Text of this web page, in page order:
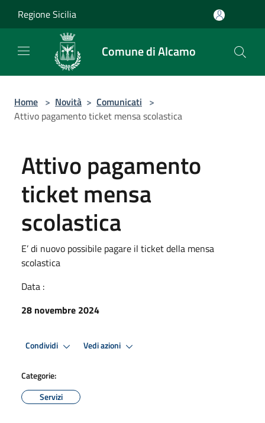
Regione Sicilia
Comune di Alcamo
Home > Novità > Comunicati >
Attivo pagamento ticket mensa scolastica
Attivo pagamento
ticket mensa
scolastica
E’ di nuovo possibile pagare il ticket della mensa
scolastica
Data :
28 novembre 2024
Condividi Vedi azioni
Categorie:
Servizi